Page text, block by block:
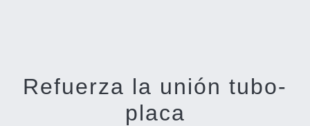
Refuerza la unión tubo-
placa